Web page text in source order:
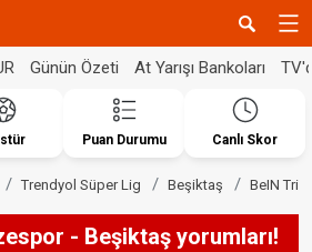
Günün Özeti At Yarışı Bankoları
Puan Durumu Canlı Skor
Trendyol Süper Lig Beşiktaş BeIN
- Beşiktaş yorumları!